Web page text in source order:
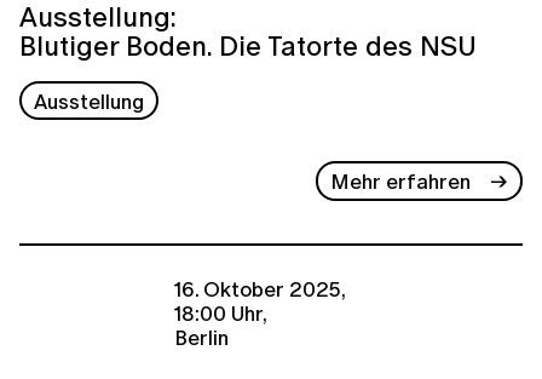
Ausstellung:
Blutiger Boden. Die Tatorte des NSU
Ausstellung
Mehr erfahren
16. Oktober 2025,
18:00 Uhr,
Berlin